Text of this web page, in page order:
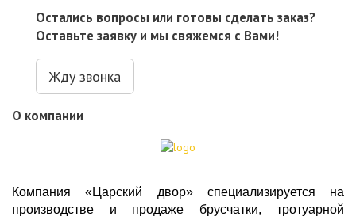
Остались вопросы или готовы сделать заказ?
Оставьте заявку и мы свяжемся с Вами!
Жду звонка
О компании
Компания «Царский двор» специализируется на
производстве и продаже брусчатки, тротуарной